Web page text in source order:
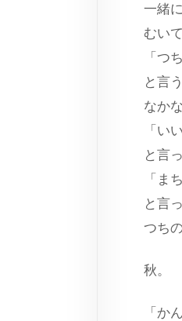
一緒
むい
「つ
と言
なか
「い
と言
「ま
と言
つち
秋。
「か